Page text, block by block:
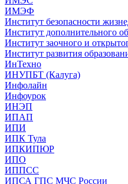
ИМЭФ
Институт безопасности
Институт дополнительного
Институт заочного и
Институт развития
ИнТехно
ИНУПБТ (Калуга)
Инфолайн
Инфоурок
ИНЭП
ИПАП
ИПИ
ИПК Тула
ИПКИПЮР
ИПО
ИППСС
ИПСА ГПС МЧС России